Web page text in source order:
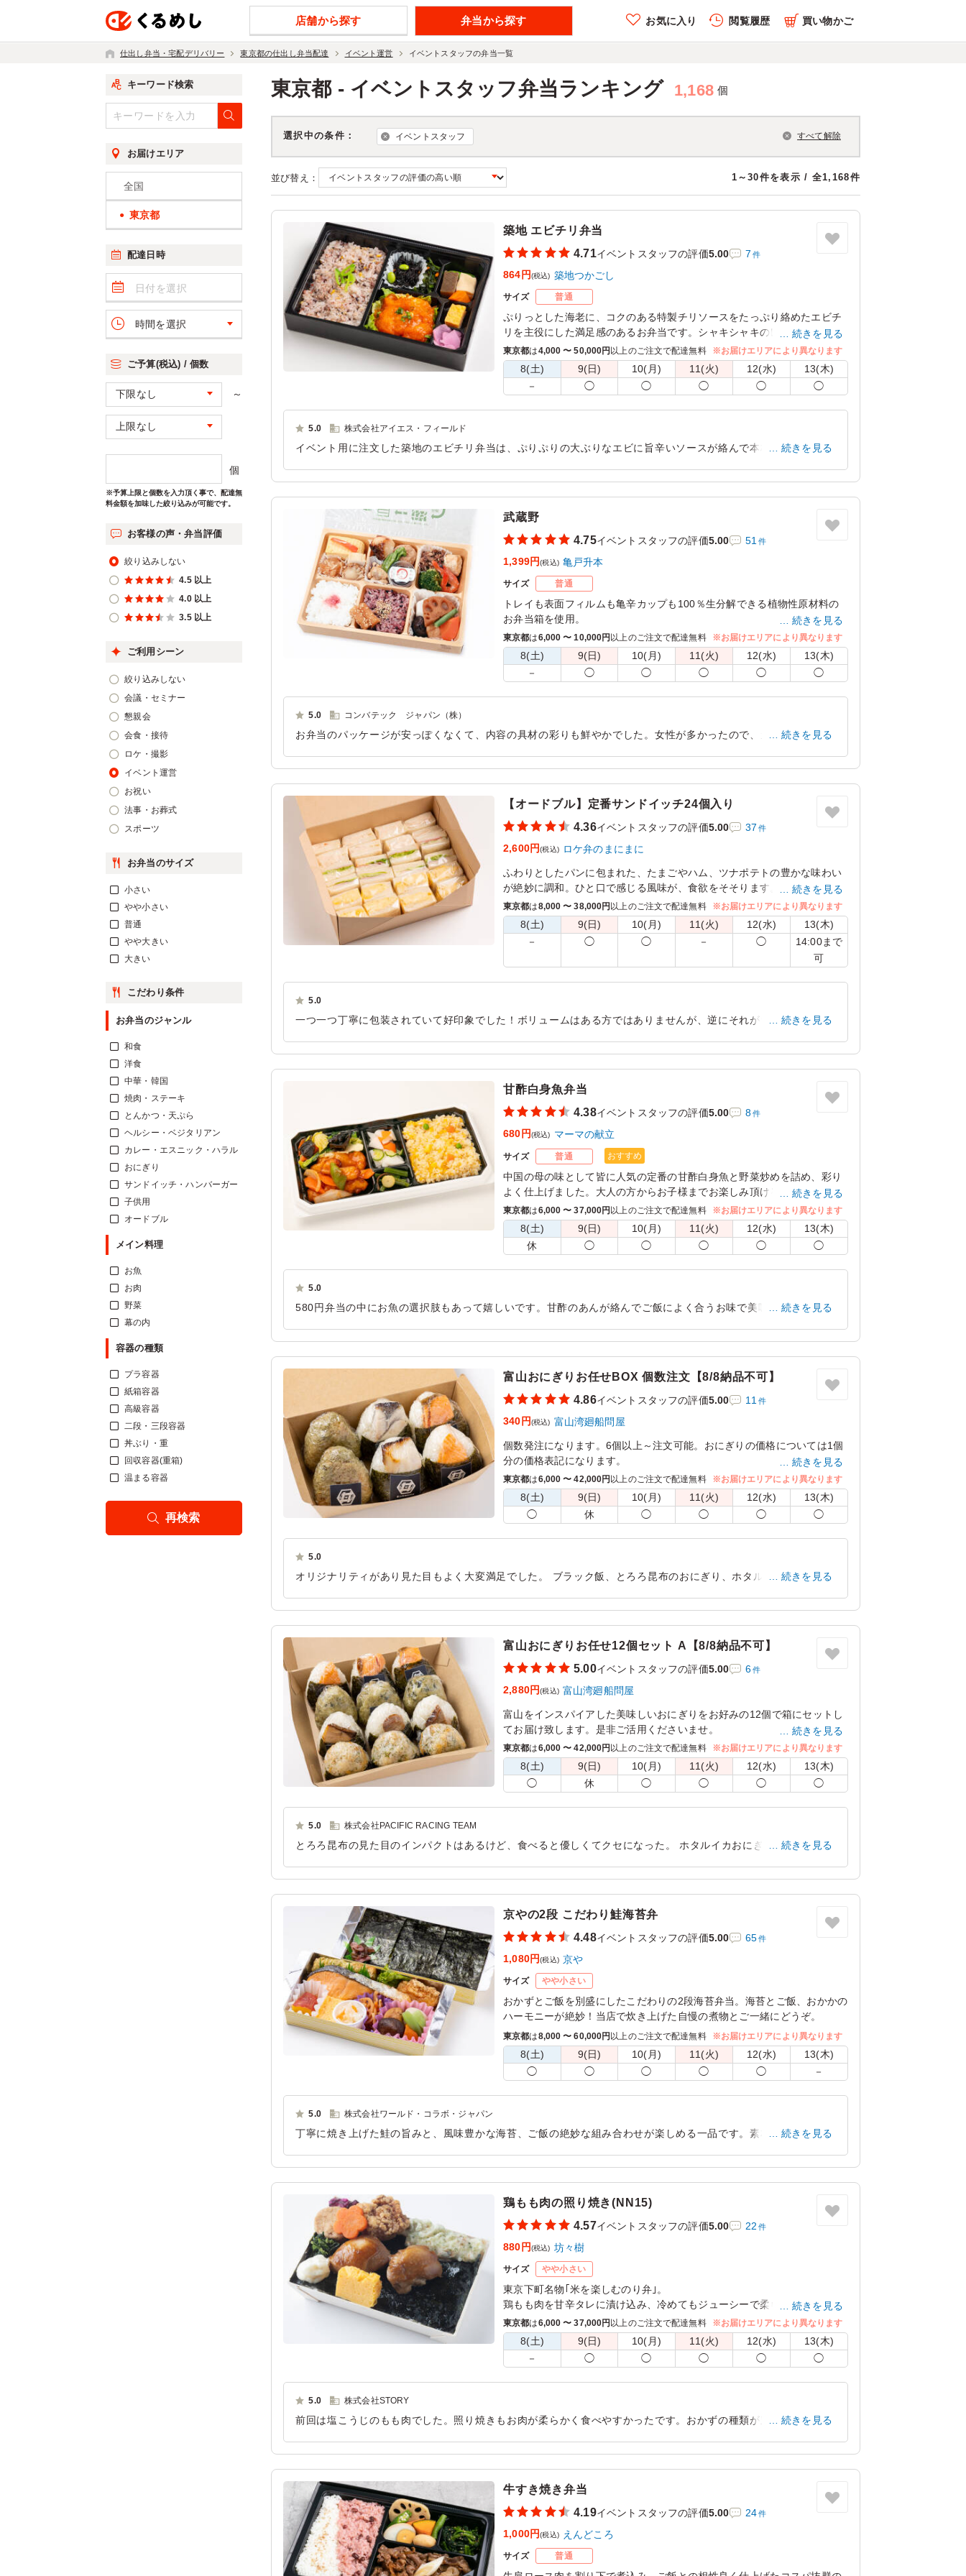
店舗から探す 弁当から探す お気に入り 閲覧履歴 買い物かご
仕出し弁当・宅配デリバリー 東京都の仕出し弁当配達 イベント運営 イベントスタッフの弁当一覧
東京都 - イベントスタッフ弁当ランキング 1,168 個
選択中の条件： イベントスタッフ すべて解除
並び替え： 1～30件を表示 / 全1,168件
築地 エビチリ弁当
4.71イベントスタッフの評価5.00 7 件
864円(税込) 築地つかごし
サイズ 普通
ぷりっとした海老に、コクのある特製チリソースをたっぷり絡めたエビチ
リを主役にした満足感のあるお弁当です。シャキシャキのレタスと小ネギ
が彩りと食感を添え、ご飯が進む一品に仕上げました。ひじき煮やわさび
菜のおひたし、優しい味わいの煮物など、和の副菜も充実。玉子焼きやお
新香、小梅で口直しもしやすく、最後まで飽きずにお楽しみいただけま
す。しっかり食べたい方にも嬉しい、バランスの取れた一折です。
す。下のプルダウンより選択してください。
※写真は「新潟産コシヒカリ15穀米」です。
続きを見る
東京都は4,000 〜 50,000円 以上のご注文で配達無料 ※お届けエリアにより異なります
8(土) 9(日) 10(月) 11(火) 12(水) 13(木)
－ ◯ ◯ ◯ ◯ ◯
5.0 株式会社アイエス・フィールド
イベント用に注文した築地のエビチリ弁当は、ぷりぷりの大ぶりなエビに旨辛いソースが絡んで本格的な味わいで
続きを見る
武蔵野
4.75イベントスタッフの評価5.00 51 件
1,399円(税込) 亀戸升本
サイズ 普通
トレイも表面フィルムも亀辛カップも100％生分解できる植物性原材料の
お弁当箱を使用。
保存料を使わない体に優しいお弁当が、ほんの少しだけ地球にも優しくな
る。亀戸升本のエコ折弁当です。
続きを見る
東京都は6,000 〜 10,000円 以上のご注文で配達無料 ※お届けエリアにより異なります
8(土) 9(日) 10(月) 11(火) 12(水) 13(木)
－ ◯ ◯ ◯ ◯ ◯
5.0 コンバテック ジャパン（株）
お弁当のパッケージが安っぽくなくて、内容の具材の彩りも鮮やかでした。女性が多かったので、量としてはちょ
続きを見る
【オードブル】定番サンドイッチ24個入り
4.36イベントスタッフの評価5.00 37 件
2,600円(税込) ロケ弁のまにまに
ふわりとしたパンに包まれた、たまごやハム、ツナポテトの豊かな味わい
が絶妙に調和。ひと口で感じる風味が、食欲をそそります。1つ1つ小分け
になったサンドイッチは、差し入れに最適です。
※サンドイッチは専用のシートで包んでお届けします。
続きを見る
東京都は8,000 〜 38,000円 以上のご注文で配達無料 ※お届けエリアにより異なります
8(土) 9(日) 10(月) 11(火) 12(水) 13(木)
－ ◯ ◯ － ◯
14:00まで
可
5.0
一つ一つ丁寧に包装されていて好印象でした！ボリュームはある方ではありませんが、逆にそれがちょうど良く、
続きを見る
甘酢白身魚弁当
4.38イベントスタッフの評価5.00 8件
680円(税込) マーマの献立
サイズ 普通 おすすめ
中国の母の味として皆に人気の定番の甘酢白身魚と野菜炒めを詰め、彩り
よく仕上げました。大人の方からお子様までお楽しみ頂けるお弁当です。
※ご飯は白米でのお届けとなります。
※選べるご飯はご飯の種類プルダウンよりお選びください。
※200食以上ご注文の場合、ご飯は「白米」のみとなります。予めご了承
ください。
続きを見る
東京都は6,000 〜 37,000円 以上のご注文で配達無料 ※お届けエリアにより異なります
8(土) 9(日) 10(月) 11(火) 12(水) 13(木)
休 ◯ ◯ ◯ ◯ ◯
5.0
580円弁当の中にお魚の選択肢もあって嬉しいです。甘酢のあんが絡んでご飯によく合うお味で美味しかったで
続きを見る
富山おにぎりお任せBOX 個数注文【8/8納品不可】
4.86イベントスタッフの評価5.00 11 件
340円(税込) 富山湾廻船問屋
個数発注になります。6個以上～注文可能。おにぎりの価格については1個
分の価格表記になります。
富山をインスパイアした美味しいおにぎりをお好みの個数で箱にセットし
てお届け致します。ロケやイベントに大活躍間違い無し！
【おにぎりは日替わり・ランダムでお入れいたします】
ぎり/鯖の塩焼きのおにぎり/とろろ昆布とゆかりのおにぎり/とろろ昆布と
ワカメのおにぎり/とろろ昆布とおかかのおにぎり
※ラップに包んでお届けいたします。
※画像はおにぎり6個のイメージです。
※1箱に入るおにぎりの最大個数は6個、又は12個になります。12個以上の
場合は2箱以上でのお届けとなります。
※備品は箱の中に入れた状態でお届けします。
※おかずご希望の場合は、商品番号：74422「富山のお惣菜セット」をご
注文ください。
続きを見る
東京都は6,000 〜 42,000円 以上のご注文で配達無料 ※お届けエリアにより異なります
8(土) 9(日) 10(月) 11(火) 12(水) 13(木)
◯ 休 ◯ ◯ ◯ ◯
5.0
オリジナリティがあり見た目もよく大変満足でした。 ブラック飯、とろろ昆布のおにぎり、ホタルイカ飯、大き
続きを見る
富山おにぎりお任せ12個セット A【8/8納品不可】
5.00イベントスタッフの評価5.00 6件
2,880円(税込) 富山湾廻船問屋
富山をインスパイアした美味しいおにぎりをお好みの12個で箱にセットし
てお届け致します。是非ご活用くださいませ。
ホタルイカ飯のおにぎり/富山ブラック飯のおにぎり/白エビと天かすのおに
ぎり/鰤の照り焼きのおにぎり/鰆の西京焼きのおにぎり/銀鮭塩焼きのおに
ぎり/鯖の塩焼きのおにぎり/とろろ昆布とゆかりのおにぎり/とろろ昆布と
ワカメのおにぎり/とろろ昆布とおかかのおにぎり
※4種類を指定数に合わせてご用意します。
※おにぎりの具材は上記よりランダムとなります。
※備品は箱の中に入れた状態でお届けします。
※おかずご希望の場合は、別途「おかず」からお選び下さい。
続きを見る
東京都は6,000 〜 42,000円 以上のご注文で配達無料 ※お届けエリアにより異なります
8(土) 9(日) 10(月) 11(火) 12(水) 13(木)
◯ 休 ◯ ◯ ◯ ◯
5.0 株式会社PACIFIC RACING TEAM
とろろ昆布の見た目のインパクトはあるけど、食べると優しくてクセになった。 ホタルイカおにぎりの濃厚な味
続きを見る
京やの2段 こだわり鮭海苔弁
4.48イベントスタッフの評価5.00 65件
1,080円(税込) 京や
サイズ やや小さい
おかずとご飯を別盛にしたこだわりの2段海苔弁当。海苔とご飯、おかかの
ハーモニーが絶妙！当店で炊き上げた自慢の煮物とご一緒にどうぞ。
東京都は8,000 〜 60,000円 以上のご注文で配達無料 ※お届けエリアにより異なります
8(土) 9(日) 10(月) 11(火) 12(水) 13(木)
◯ ◯ ◯ ◯ ◯ －
5.0 株式会社ワールド・コラボ・ジャパン
丁寧に焼き上げた鮭の旨みと、風味豊かな海苔、ご飯の絶妙な組み合わせが楽しめる一品です。素材本来の美味し
実しており、最後まで飽きずに味わえる満足感も魅力です。毎日の食事から会議やおもてなしまで幅広いシーンで
ご利用シーン：イベント運営 2026/07/14
続きを見る
鶏もも肉の照り焼き(NN15)
4.57イベントスタッフの評価5.00 22 件
880円(税込) 坊々樹
サイズ やや小さい
東京下町名物｢米を楽しむのり弁｣。
鶏もも肉を甘辛タレに漬け込み、冷めてもジューシーで柔らかに仕上げま
した。甘辛タレはご飯との相性も抜群。鶏の唐揚げが副菜についてしっか
り食べごたえがあり、満足できる一品です。
続きを見る
東京都は6,000 〜 37,000円 以上のご注文で配達無料 ※お届けエリアにより異なります
8(土) 9(日) 10(月) 11(火) 12(水) 13(木)
－ ◯ ◯ ◯ ◯ ◯
5.0 株式会社STORY
前回は塩こうじのもも肉でした。照り焼きもお肉が柔らかく食べやすかったです。おかずの種類が豊富ですので、
続きを見る
牛すき焼き弁当
4.19イベントスタッフの評価5.00 24件
1,000円(税込) えんどころ
サイズ 普通
キーワード検索
お届けエリア
全国
東京都
配達日時
時間を選択
ご予算(税込) / 個数
～
個
※予算上限と個数を入力頂く事で、配達無
料金額を加味した絞り込みが可能です。
お客様の声・弁当評価
絞り込みしない
4.5 以上
4.0 以上
3.5 以上
ご利用シーン
絞り込みしない
会議・セミナー
懇親会
会食・接待
ロケ・撮影
イベント運営
お祝い
法事・お葬式
スポーツ
お弁当のサイズ
小さい
やや小さい
普通
やや大きい
大きい
こだわり条件
お弁当のジャンル
和食
洋食
中華・韓国
焼肉・ステーキ
とんかつ・天ぷら
ヘルシー・ベジタリアン
カレー・エスニック・ハラル
おにぎり
サンドイッチ・ハンバーガー
子供用
オードブル
メイン料理
お魚
お肉
野菜
幕の内
容器の種類
プラ容器
紙箱容器
高級容器
二段・三段容器
丼ぶり・重
回収容器(重箱)
温まる容器
再検索